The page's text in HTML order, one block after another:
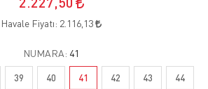
Havale Fiyatı: 2.116,13
NUMARA: 41
39 40 41 42 43 44